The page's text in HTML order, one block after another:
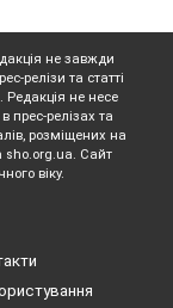
не завжди
релізи та статті
не несе
прес-релізах та
розміщених на
sho.org.ua. Сайт
віку.